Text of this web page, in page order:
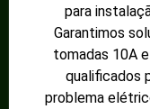
para
Garantimos
tomadas 10A
qualificados
problema